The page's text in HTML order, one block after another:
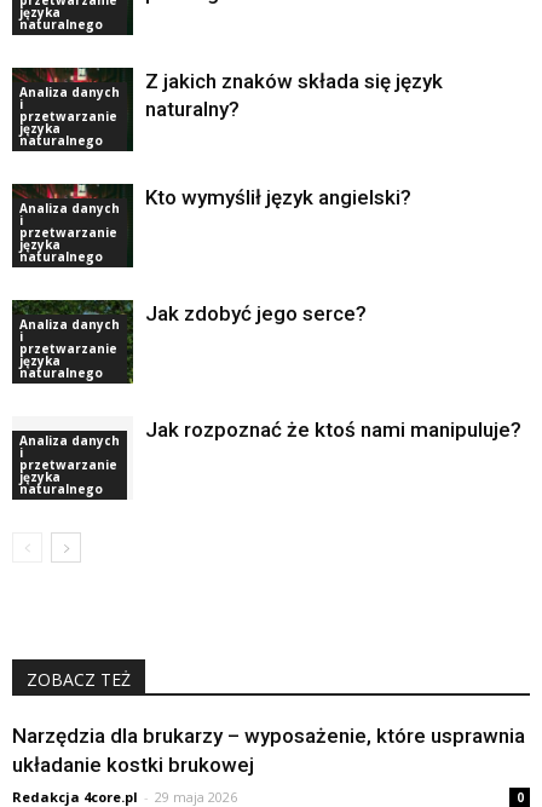
języka
naturalnego
Analiza danych
i
przetwarzanie
języka
naturalnego
Z jakich znaków składa się język
naturalny?
Analiza danych
i
przetwarzanie
języka
naturalnego
Kto wymyślił język angielski?
Analiza danych
i
przetwarzanie
języka
naturalnego
Jak zdobyć jego serce?
Analiza danych
i
przetwarzanie
języka
naturalnego
Jak rozpoznać że ktoś nami manipuluje?
ZOBACZ TEŻ
Narzędzia dla brukarzy – wyposażenie, które usprawnia
układanie kostki brukowej
Redakcja 4core.pl - 29 maja 2026 0